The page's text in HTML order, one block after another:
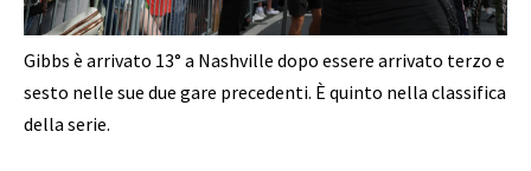
Gibbs è arrivato 13° a Nashville dopo essere arrivato terzo e
sesto nelle sue due gare precedenti. È quinto nella classifica
della serie.